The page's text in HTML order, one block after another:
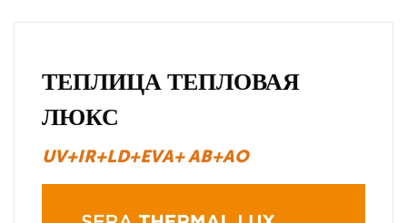
ТЕПЛИЦА ТЕПЛОВАЯ
ЛЮКС
UV+IR+LD+EVA+ AB+AO